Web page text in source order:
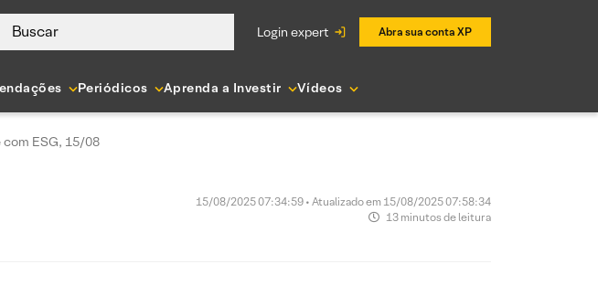
Buscar login expert Abra sua conta XP
Periódicos Aprenda a Investir Vídeos
ESG, 15/08
15/08/2025 07:34:59 • Atualizado em 15/08/2025 07:58:34
13 minutos de leitura